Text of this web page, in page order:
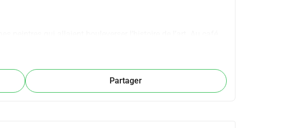
amis débattaient, se confrontaient, rêvaient d’un art
Hébertot, à quelques pas seulement de ce lieu historique.
Partager